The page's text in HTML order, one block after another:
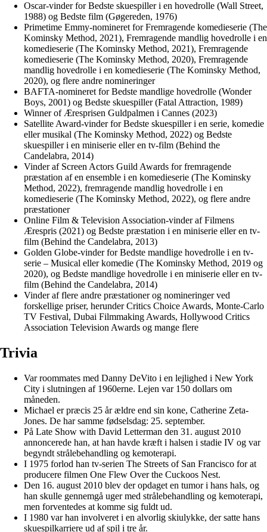
Oscar-vinder for Bedste skuespiller i en hovedrolle (Wall Street,
1988) og Bedste film (Gøgereden, 1976)
Primetime Emmy-nomineret for Fremragende komedieserie (The
Kominsky Method, 2021), Fremragende mandlig hovedrolle i en
komedieserie (The Kominsky Method, 2021), Fremragende
komedieserie (The Kominsky Method, 2020), Fremragende
mandlig hovedrolle i en komedieserie (The Kominsky Method,
2020), og flere andre nomineringer
BAFTA-nomineret for Bedste mandlige hovedrolle (Wonder
Boys, 2001) og Bedste skuespiller (Fatal Attraction, 1989)
Winner of Æresprisen Guldpalmen i Cannes (2023)
Satellite Award-vinder for Bedste skuespiller i en serie, komedie
eller musikal (The Kominsky Method, 2022) og Bedste
skuespiller i en miniserie eller en tv-film (Behind the
Candelabra, 2014)
Vinder af Screen Actors Guild Awards for fremragende
præstation af en ensemble i en komedieserie (The Kominsky
Method, 2022), fremragende mandlig hovedrolle i en
komedieserie (The Kominsky Method, 2022), og flere andre
præstationer
Online Film & Television Association-vinder af Filmens
Ærespris (2021) og Bedste præstation i en miniserie eller en tv-
film (Behind the Candelabra, 2013)
Golden Globe-vinder for Bedste mandlige hovedrolle i en tv-
serie – Musical eller komedie (The Kominsky Method, 2019 og
2020), og Bedste mandlige hovedrolle i en miniserie eller en tv-
film (Behind the Candelabra, 2014)
Vinder af flere andre præstationer og nomineringer ved
forskellige priser, herunder Critics Choice Awards, Monte-Carlo
TV Festival, Dubai Filmmaking Awards, Hollywood Critics
Association Television Awards og mange flere
Trivia
Var roommates med Danny DeVito i en lejlighed i New York
City i slutningen af 1960erne. Lejen var 150 dollars om
måneden.
Michael er præcis 25 år ældre end sin kone, Catherine Zeta-
Jones. De har samme fødselsdag: 25. september.
På Late Show with David Letterman den 31. august 2010
annoncerede han, at han havde kræft i halsen i stadie IV og var
begyndt strålebehandling og kemoterapi.
I 1975 forlod han tv-serien The Streets of San Francisco for at
producere filmen One Flew Over the Cuckoos Nest.
Den 16. august 2010 blev der opdaget en tumor i hans hals, og
han skulle gennemgå uger med strålebehandling og kemoterapi,
men forventedes at komme sig fuldt ud.
I 1980 var han involveret i en alvorlig skiulykke, der satte hans
skuespilkarriere ud af spil i tre år.